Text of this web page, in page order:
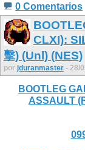
0 Comentarios
CLXI):
擊) (Unl) (NES)
por jduranmaster - 28/
BOOTLEG
ASSAULT